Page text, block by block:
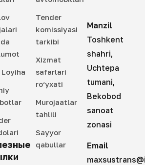
Tender
komissiyasi
tarkibi
Xizmat
safarlari
ro‘yxati
Murojaatlar
tahlili
Sayyor
qabullar
Manzil
Toshkent
shahri,
Uchtepa
tumani,
Bekobod
sanoat
zonasi
Email